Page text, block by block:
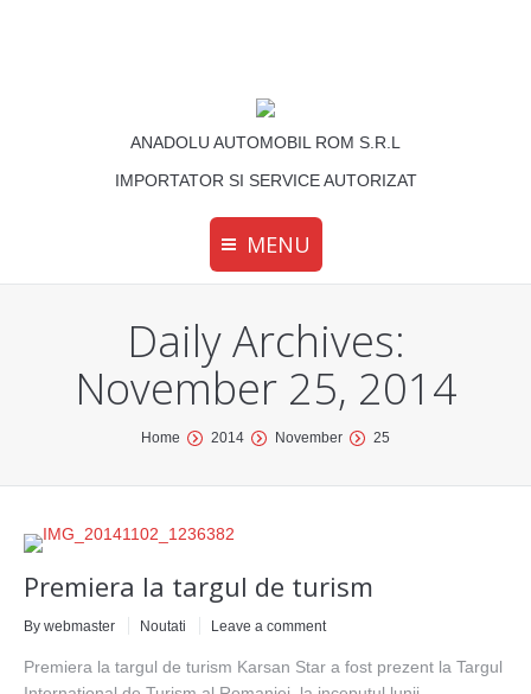
ANADOLU AUTOMOBIL ROM S.R.L
IMPORTATOR SI SERVICE AUTORIZAT
MENU
Daily Archives:
November 25, 2014
Home 2014 November 25
Premiera la targul de turism
By webmaster Noutati Leave a comment
Premiera la targul de turism Karsan Star a fost prezent la Targul